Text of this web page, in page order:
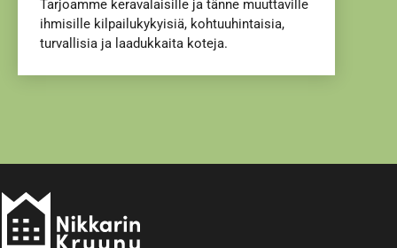
Tarjoamme keravalaisille ja tänne muuttaville
ihmisille kilpailukykyisiä, kohtuuhintaisia,
turvallisia ja laadukkaita koteja.